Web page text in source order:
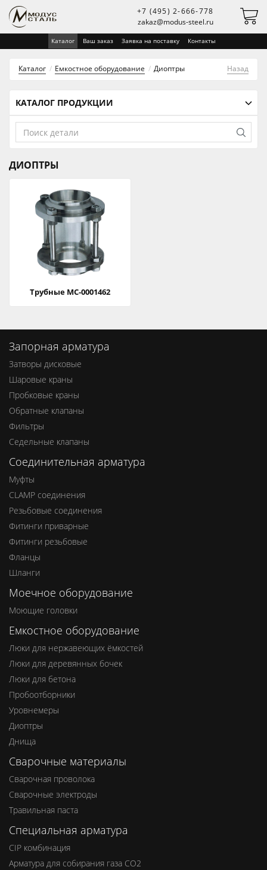
+7 (495) 2-666-778
zakaz@modus-steel.ru
Каталог Ваш заказ Заявка на поставку Контакты
Каталог Емкостное оборудование Диоптры Назад
КАТАЛОГ ПРОДУКЦИИ
ДИОПТРЫ
Трубные МС-0001462
Запорная арматура
Затворы дисковые
Шаровые краны
Пробковые краны
Обратные клапаны
Фильтры
Седельные клапаны
Соединительная арматура
Муфты
CLAMP соединения
Резьбовые соединения
Фитинги приварные
Фитинги резьбовые
Фланцы
Шланги
Моечное оборудование
Моющие головки
Емкостное оборудование
Люки для нержавеющих ёмкостей
Люки для деревянных бочек
Люки для бетона
Пробоотборники
Уровнемеры
Диоптры
Днища
Сварочные материалы
Сварочная проволока
Сварочные электроды
Травильная паста
Специальная арматура
CIP комбинация
Арматура для собирания газа СО2